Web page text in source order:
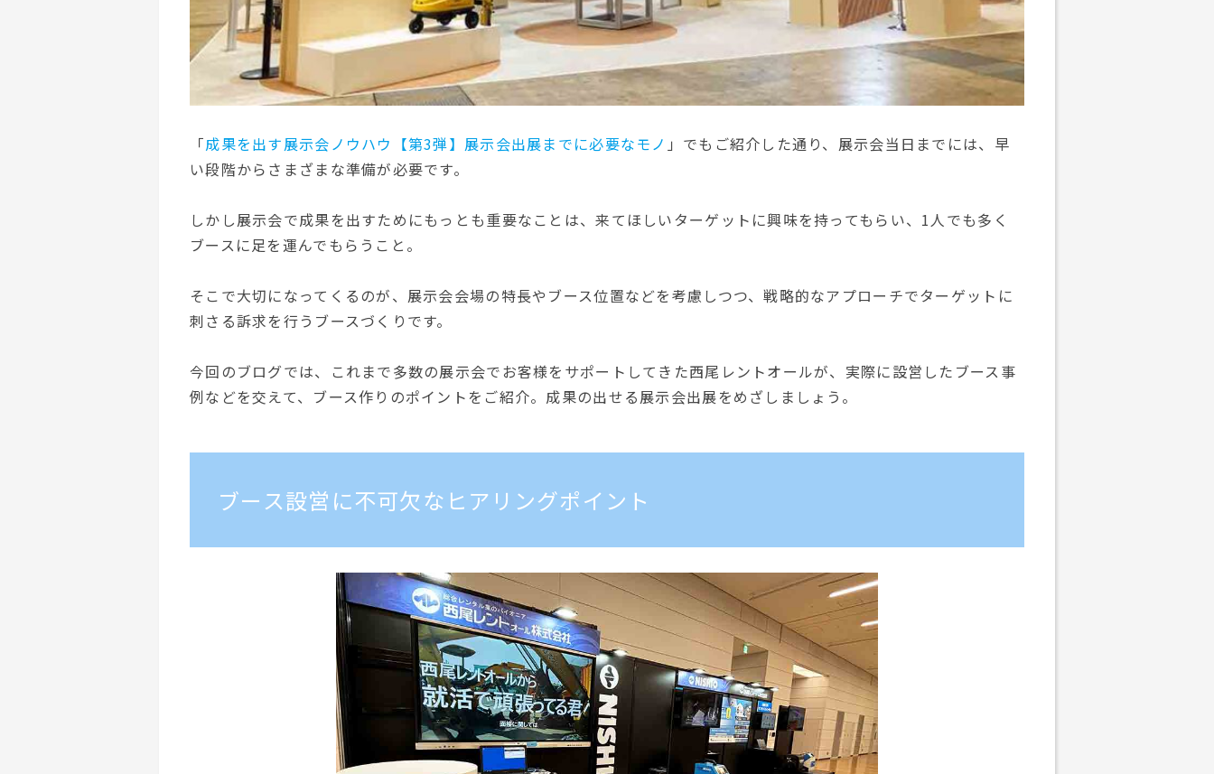
「成果を出す展示会ノウハウ【第3弾】展示会出展までに必要なモノ 」でもご紹介した通り、展示会当日までには、早
い段階からさまざまな準備が必要です。
しかし展示会で成果を出すためにもっとも重要なことは、来てほしいターゲットに興味を持ってもらい、1人でも多く
ブースに足を運んでもらうこと。
そこで大切になってくるのが、展示会会場の特長やブース位置などを考慮しつつ、戦略的なアプローチでターゲットに
刺さる訴求を行うブースづくりです。
今回のブログでは、これまで多数の展示会でお客様をサポートしてきた西尾レントオールが、実際に設営したブース事
例などを交えて、ブース作りのポイントをご紹介。成果の出せる展示会出展をめざしましょう。
ブース設営に不可欠なヒアリングポイント